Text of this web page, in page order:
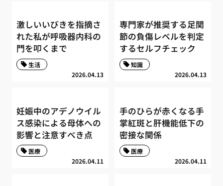
激しいいびきを指摘さ
れた私が呼吸器内科の
門を叩くまで
2026.04.13
生活
専門家が推奨する足関
節の負傷レベルを判定
するセルフチェック
2026.04.13
知識
妊娠中のアデノウイル
ス感染による母体への
影響と注意すべき点
2026.04.11
医療
手のひらが赤くなる手
掌紅斑と肝機能低下の
密接な関係
2026.04.11
医療